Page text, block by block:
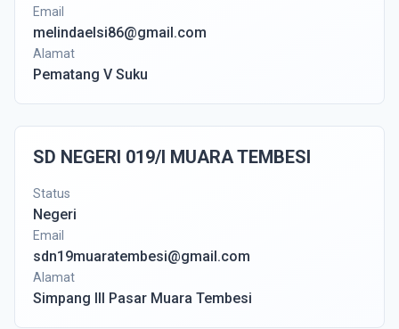
Email
melindaelsi86@gmail.com
Alamat
Pematang V Suku
SD NEGERI 019/I MUARA TEMBESI
Status
Negeri
Email
sdn19muaratembesi@gmail.com
Alamat
Simpang III Pasar Muara Tembesi